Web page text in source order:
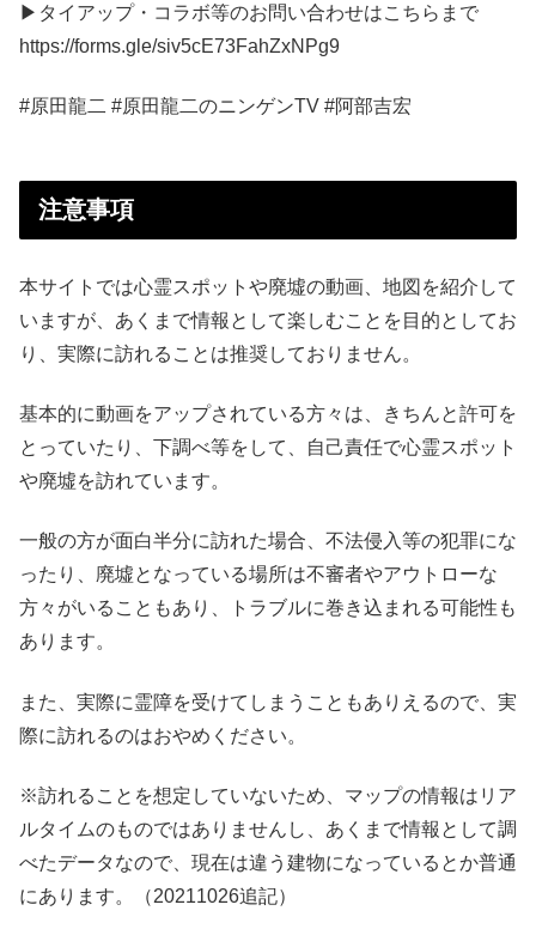
▶タイアップ・コラボ等のお問い合わせはこちらまで
https://forms.gle/siv5cE73FahZxNPg9
#原田龍二 #原田龍二のニンゲンTV #阿部吉宏
注意事項
本サイトでは心霊スポットや廃墟の動画、地図を紹介して
いますが、あくまで情報として楽しむことを目的としてお
り、実際に訪れることは推奨しておりません。
基本的に動画をアップされている方々は、きちんと許可を
とっていたり、下調べ等をして、自己責任で心霊スポット
や廃墟を訪れています。
一般の方が面白半分に訪れた場合、不法侵入等の犯罪にな
ったり、廃墟となっている場所は不審者やアウトローな
方々がいることもあり、トラブルに巻き込まれる可能性も
あります。
また、実際に霊障を受けてしまうこともありえるので、実
際に訪れるのはおやめください。
※訪れることを想定していないため、マップの情報はリア
ルタイムのものではありませんし、あくまで情報として調
べたデータなので、現在は違う建物になっているとか普通
にあります。（20211026追記）